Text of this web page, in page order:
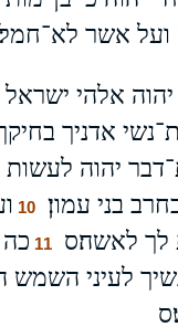
אשר
אלהי
אדניך
יהוה
בני עמון׃
10
לך לאשה׃ס
11
לעיני השמש